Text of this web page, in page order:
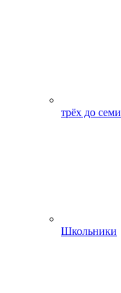
трёх до семи
Школьники